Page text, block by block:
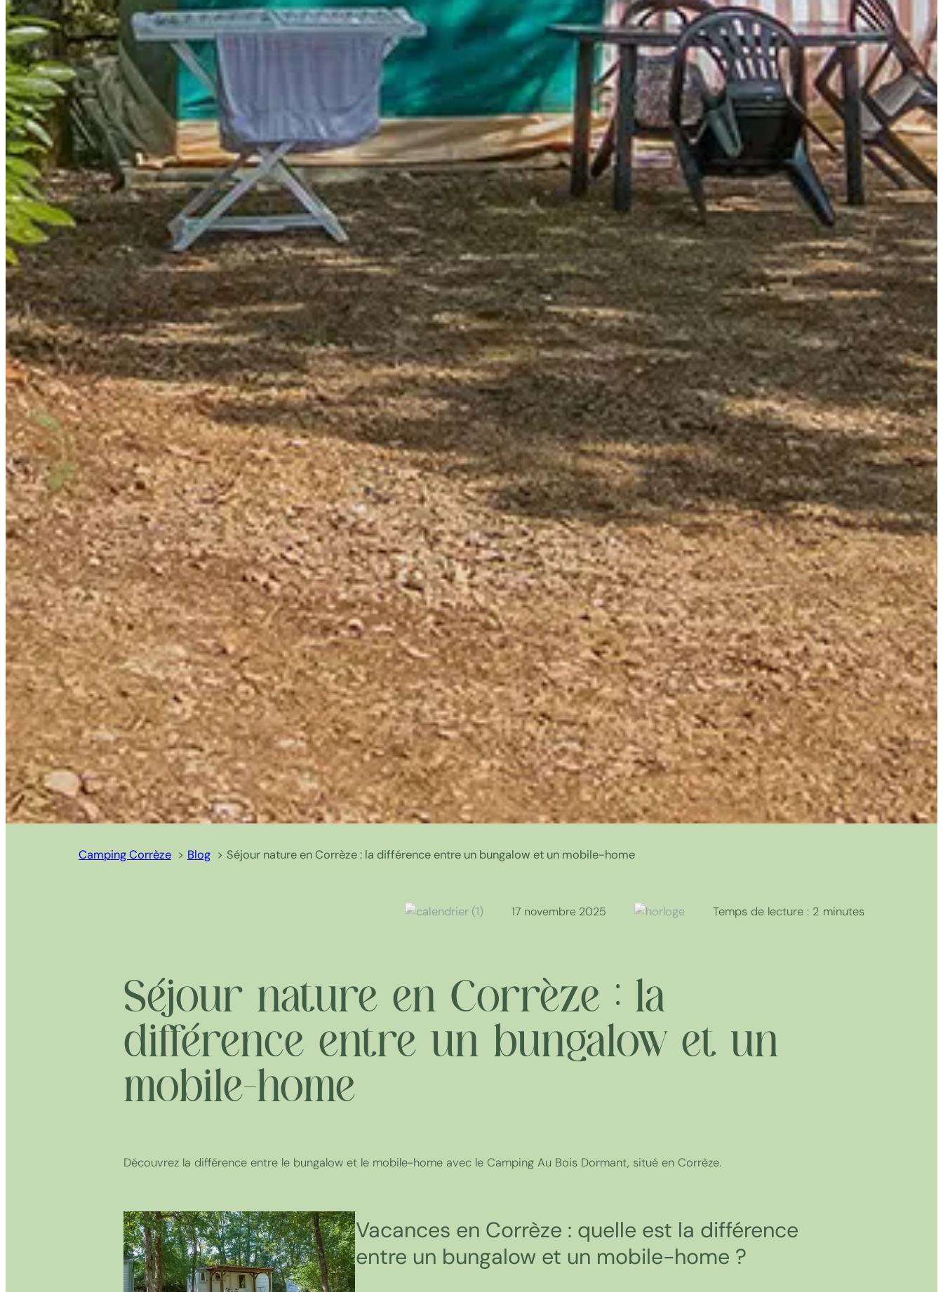
Camping Corrèze Blog Séjour nature en Corrèze : la différence entre un bungalow et un mobile-home
17 novembre 2025 Temps de lecture : 2 minutes
Séjour nature en Corrèze : la
différence entre un bungalow et un
mobile-home
Découvrez la différence entre le bungalow et le mobile-home avec le Camping Au Bois Dormant, situé en Corrèze.
Vacances en Corrèze : quelle est la différence
entre un bungalow et un mobile-home ?